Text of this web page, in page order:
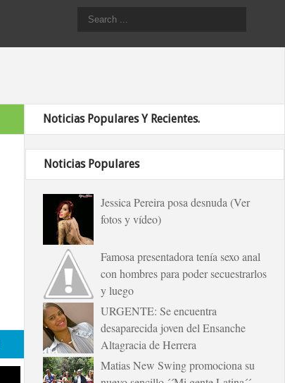
Noticias Populares Y Recientes.
Noticias Populares
Jessica Pereira posa desnuda (Ver
fotos y vídeo)
Famosa presentadora tenía sexo anal
con hombres para poder secuestrarlos
y luego
URGENTE: Se encuentra
desaparecida joven del Ensanche
Altagracia de Herrera
Matias New Swing promociona su